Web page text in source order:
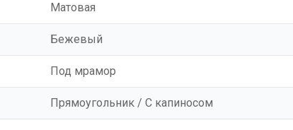
Матовая
Бежевый
Под мрамор
Прямоугольник / С капиносом